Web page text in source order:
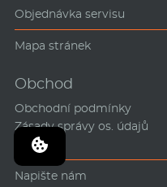
Objednávka servisu
Mapa stránek
Obchod
Obchodní podmínky
Zásady správy os. údajů
Ceník
Napište nám